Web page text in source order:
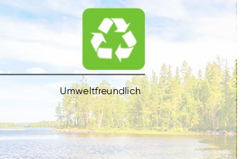
Umweltfreundlich